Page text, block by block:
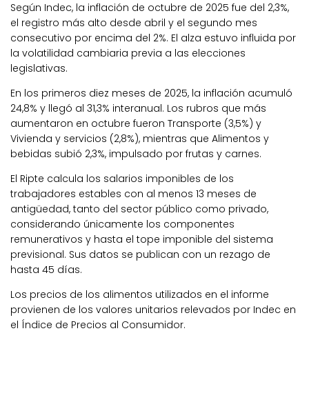
Según Indec, la inflación de octubre de 2025 fue del 2,3%,
el registro más alto desde abril y el segundo mes
consecutivo por encima del 2%. El alza estuvo influida por
la volatilidad cambiaria previa a las elecciones
legislativas.
En los primeros diez meses de 2025, la inflación acumuló
24,8% y llegó al 31,3% interanual. Los rubros que más
aumentaron en octubre fueron Transporte (3,5%) y
Vivienda y servicios (2,8%), mientras que Alimentos y
bebidas subió 2,3%, impulsado por frutas y carnes.
El Ripte calcula los salarios imponibles de los
trabajadores estables con al menos 13 meses de
antigüedad, tanto del sector público como privado,
considerando únicamente los componentes
remunerativos y hasta el tope imponible del sistema
previsional. Sus datos se publican con un rezago de
hasta 45 días.
Los precios de los alimentos utilizados en el informe
provienen de los valores unitarios relevados por Indec en
el Índice de Precios al Consumidor.